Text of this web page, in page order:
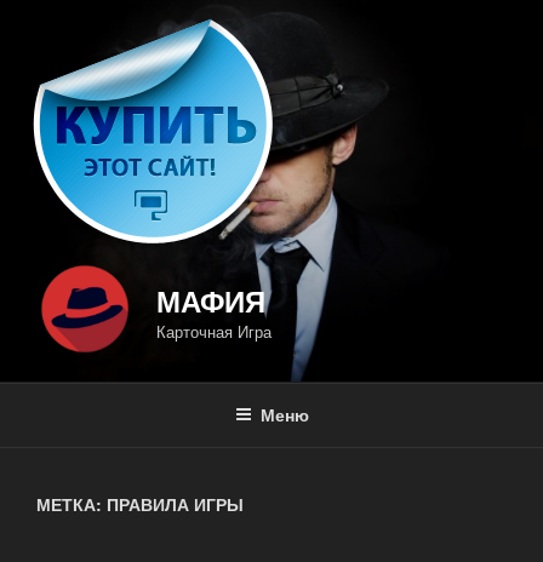
содержимому
МАФИЯ
Карточная Игра
Меню
МЕТКА: ПРАВИЛА ИГРЫ